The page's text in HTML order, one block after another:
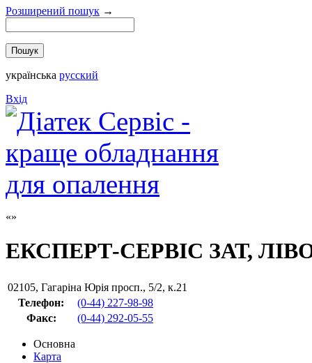
Розширений пошук →
українська русский
Вхід
ЕКСПЕРТ-СЕРВІС ЗАТ,
02105, Гагаріна Юрія просп., 5/2, к.21
Телефон:
(0-44) 227-98-98
Факс: (0-44) 292-05-55
Основна
Карта